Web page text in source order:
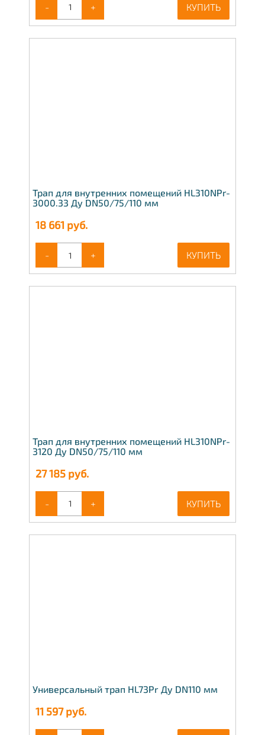
- + КУПИТЬ
Трап для внутренних помещений HL310NPr-
3000.33 Ду DN50/75/110 мм
18 661 руб.
- + КУПИТЬ
Трап для внутренних помещений HL310NPr-
3120 Ду DN50/75/110 мм
27 185 руб.
- + КУПИТЬ
Универсальный трап HL73Pr Ду DN110 мм
11 597руб.